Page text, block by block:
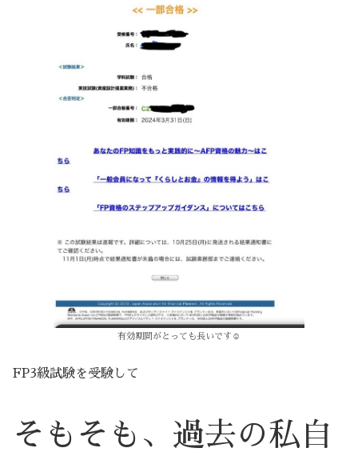
有効期間がとっても長いです☺️
FP3級試験を受験して
そもそも、過去の私自